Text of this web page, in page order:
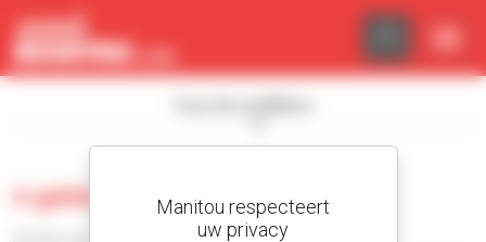
0 gebruikt compactlader
Cookies beheer paneel
Manitou respecteert
uw privacy